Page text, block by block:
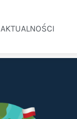
AKTUALNOŚCI